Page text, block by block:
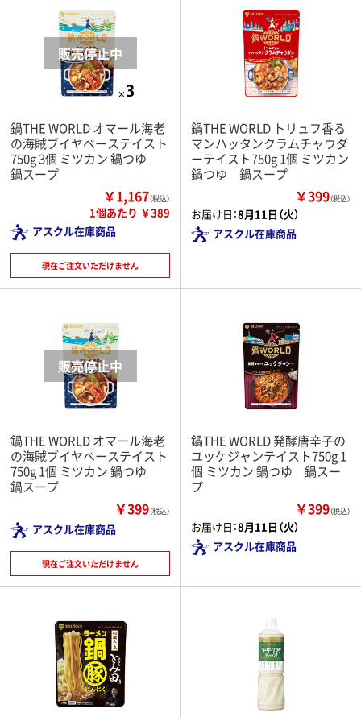
鍋THE WORLD オマール海老
の海賊ブイヤベーステイスト
750g 3個 ミツカン 鍋つゆ
鍋スープ
￥1,167（税込）
1個あたり ￥389
アスクル在庫商品
現在ご注文いただけません
鍋THE WORLD トリュフ香る
マンハッタンクラムチャウダ
ーテイスト750g 1個 ミツカン
鍋つゆ 鍋スープ
￥399（税込）
お届け日：8月11日（火）
アスクル在庫商品
鍋THE WORLD オマール海老
の海賊ブイヤベーステイスト
750g 1個 ミツカン 鍋つゆ
鍋スープ
￥399（税込）
アスクル在庫商品
現在ご注文いただけません
鍋THE WORLD 発酵唐辛子の
ユッケジャンテイスト750g 1
個 ミツカン 鍋つゆ 鍋スー
プ
￥399（税込）
お届け日：8月11日（火）
アスクル在庫商品